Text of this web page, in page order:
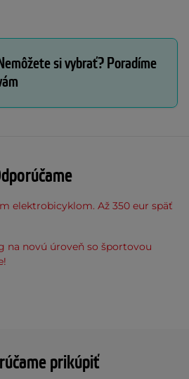
prikúpiť
si vybrať? Poradíme
elektrobicyklom. Až 350 eur späť
na novú úroveň so športovou